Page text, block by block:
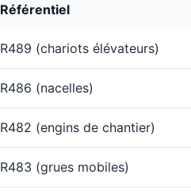
Référentiel
R489 (chariots élévateurs)
R486 (nacelles)
R482 (engins de chantier)
R483 (grues mobiles)